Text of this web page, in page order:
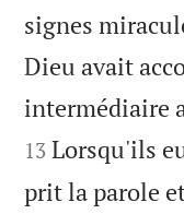
signes
Dieu avait
intermédiaire
13 Lorsqu'ils
prit la parole